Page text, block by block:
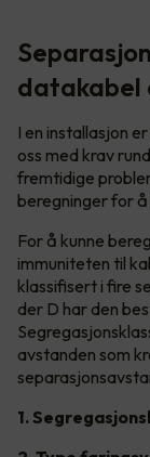
datakabel
I en installasjon
oss med krav
fremtidige
beregninger for
For å kunne
immuniteten til
klassifisert i fire
der D har den
avstanden som
1.